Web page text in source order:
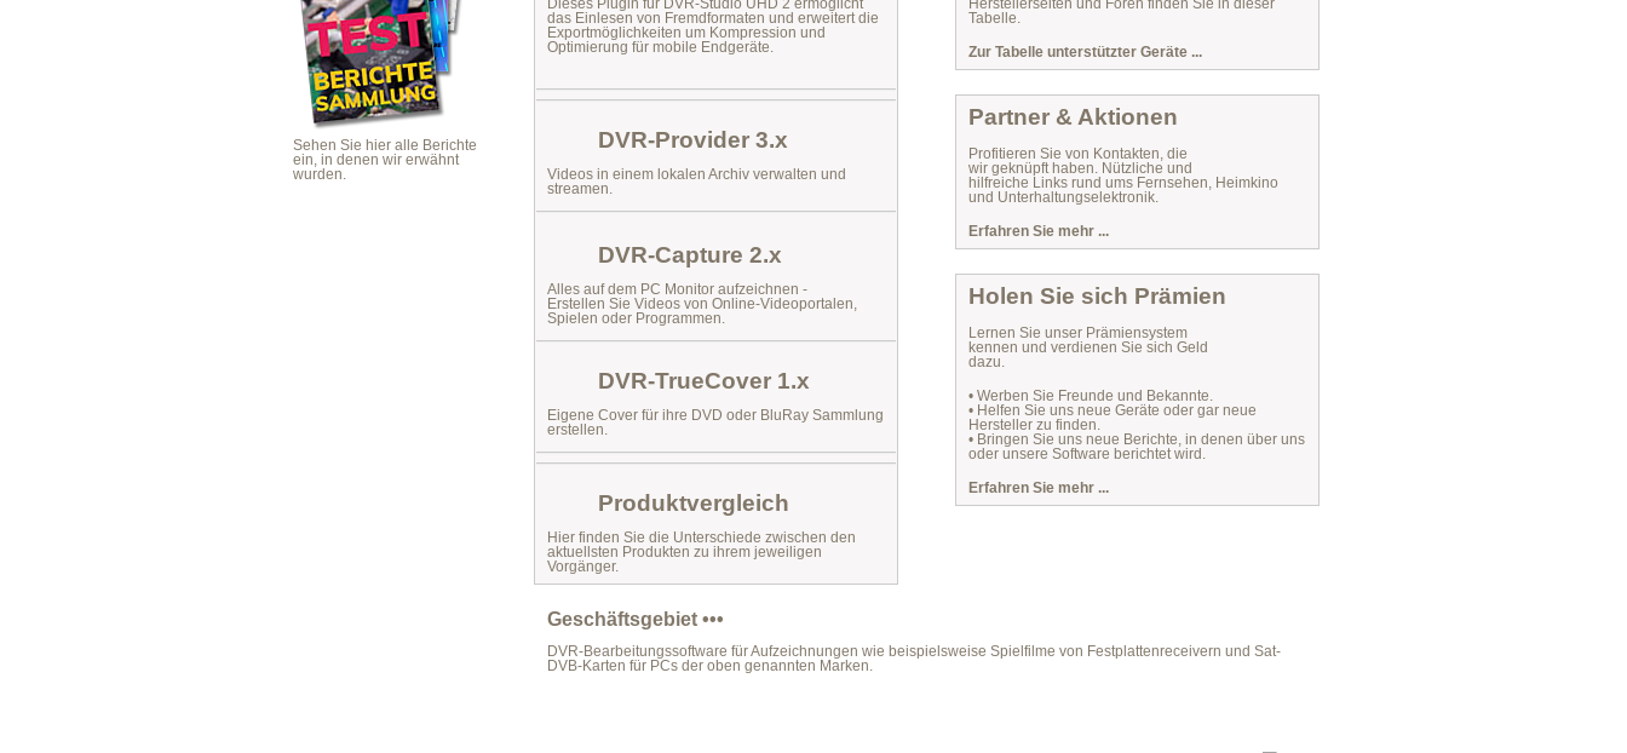
Sehen Sie hier alle Berichte
ein, in denen wir erwähnt
wurden.
Dieses Plugin für DVR-Studio UHD 2 ermöglicht
das Einlesen von Fremdformaten und erweitert die
Exportmöglichkeiten um Kompression und
Optimierung für mobile Endgeräte.
DVR-Provider 3.x
Videos in einem lokalen Archiv verwalten und
streamen.
DVR-Capture 2.x
Alles auf dem PC Monitor aufzeichnen -
Erstellen Sie Videos von Online-Videoportalen,
Spielen oder Programmen.
DVR-TrueCover 1.x
Eigene Cover für ihre DVD oder BluRay Sammlung
erstellen.
Produktvergleich
Hier finden Sie die Unterschiede zwischen den
aktuellsten Produkten zu ihrem jeweiligen
Vorgänger.
Herstellerseiten und Foren finden Sie in dieser
Tabelle.
Zur Tabelle unterstützter Geräte ...
Partner & Aktionen
Profitieren Sie von Kontakten, die
wir geknüpft haben. Nützliche und
hilfreiche Links rund ums Fernsehen, Heimkino
und Unterhaltungselektronik.
Erfahren Sie mehr ...
Holen Sie sich Prämien
Lernen Sie unser Prämiensystem
kennen und verdienen Sie sich Geld
dazu.
• Werben Sie Freunde und Bekannte.
• Helfen Sie uns neue Geräte oder gar neue
Hersteller zu finden.
• Bringen Sie uns neue Berichte, in denen über uns
oder unsere Software berichtet wird.
Erfahren Sie mehr ...
Geschäftsgebiet •••
DVR-Bearbeitungssoftware für Aufzeichnungen wie beispielsweise Spielfilme von Festplattenreceivern und Sat-
DVB-Karten für PCs der oben genannten Marken.